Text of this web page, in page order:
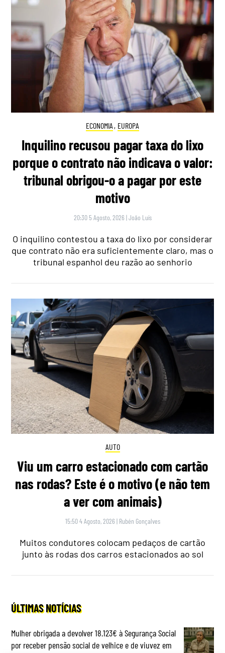
ECONOMIA , EUROPA
Inquilino recusou pagar taxa do lixo
porque o contrato não indicava o valor:
tribunal obrigou-o a pagar por este
motivo
20:30 5 Agosto, 2026 |João Luís
O inquilino contestou a taxa do lixo por considerar
que contrato não era suficientemente claro, mas o
tribunal espanhol deu razão ao senhorio
AUTO
Viu um carro estacionado com cartão
nas rodas? Este é o motivo (e não tem
a ver com animais)
15:50 4 Agosto, 2026 | Rubén Gonçalves
Muitos condutores colocam pedaços de cartão
junto às rodas dos carros estacionados ao sol
ÚLTIMAS NOTÍCIAS
Mulher obrigada a devolver 18.123€ à Segurança Social
por receber pensão social de velhice e de viuvez em